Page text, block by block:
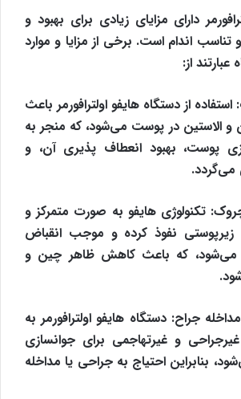
دارای مزایای زیادی برای بهبود و
اندام است. برخی از مزایا و موارد
از:
از دستگاه هایفو اولترافورمر باعث
و الاستین در پوست می‌شود، که منجر به
پوست، بهبود انعطاف پذیری آن، و
می‌گردد.
تکنولوژی هایفو به صورت متمرکز و
زیرپوستی نفوذ کرده و موجب انقباض
می‌شود، که باعث کاهش ظاهر چین و
جراح: دستگاه هایفو اولترافورمر به
و غیرتهاجمی برای جوانسازی
بنابراین احتیاج به جراحی یا مداخله